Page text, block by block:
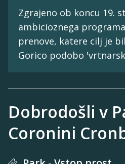
Zgrajeno ob koncu 19.
ambicioznega
prenove, katere cilj je
Gorico podobo
Dobrodošli v
Coronini